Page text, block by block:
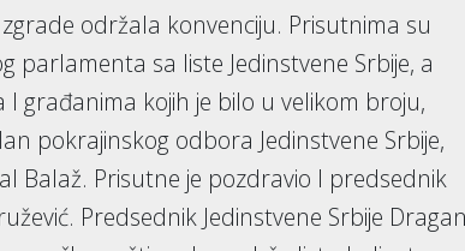
održala konvenciju. Prisutnima su
sa liste Jedinstvene Srbije, a
građanima kojih je bilo u velikom broju,
pokrajinskog odbora Jedinstvene Srbije,
Balaž. Prisutne je pozdravio I predsednik
Predsednik Jedinstvene Srbije